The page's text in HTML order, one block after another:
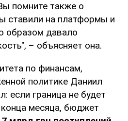
помните также о
ставили на платформы и
образом давало
– объясняет она.
по финансам,
политике Даниил
если граница не будет
месяца, бюджет